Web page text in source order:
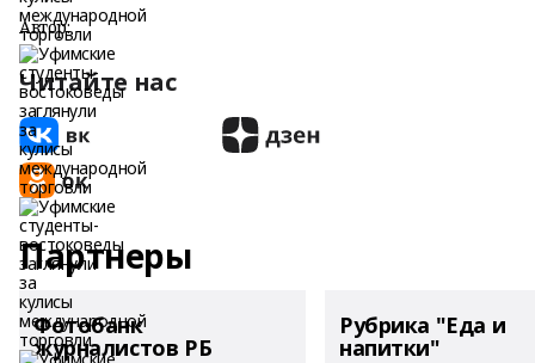
Автор:
Читайте нас
Партнеры
Фотобанк
журналистов РБ
Рубрика "Еда и
напитки"